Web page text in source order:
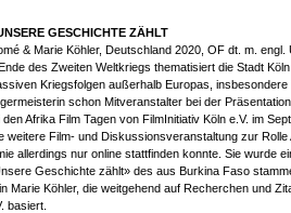
GESCHICHTE ZÄHLT
& Marie Köhler, Deutschland 2020, OF dt. m. engl.
des Zweiten Weltkriegs thematisiert die Stadt
Kriegsfolgen außerhalb Europas,
schon Mitveranstalter bei der
Afrika Film Tagen von FilmInitiativ Köln e.V. im
weitere Film- und Diskussionsveranstaltung zur
allerdings nur online stattfinden konnte. Sie wurde
Geschichte zählt» des aus Burkina Faso
Marie Köhler, die weitgehend auf Recherchen und
basiert.